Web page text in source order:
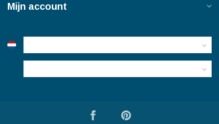
Mijn account